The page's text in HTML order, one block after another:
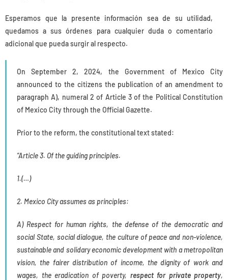
Esperamos que la presente información sea de su utilidad,
quedamos a sus órdenes para cualquier duda o comentario
adicional que pueda surgir al respecto.
On September 2, 2024, the Government of Mexico City
announced to the citizens the publication of an amendment to
paragraph A), numeral 2 of Article 3 of the Political Constitution
of Mexico City through the Official Gazette.
Prior to the reform, the constitutional text stated:
“Article 3. Of the guiding principles.
1.(…)
2. Mexico City assumes as principles:
A) Respect for human rights, the defense of the democratic and
social State, social dialogue, the culture of peace and non-violence,
sustainable and solidary economic development with a metropolitan
vision, the fairer distribution of income, the dignity of work and
wages, the eradication of poverty, respect for private property,